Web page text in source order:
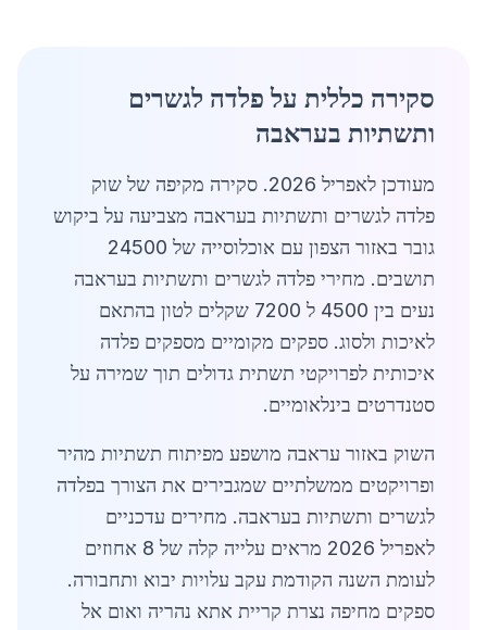
סקירה כללית על פלדה לגשרים
ותשתיות בעראבה
מעודכן לאפריל 2026. סקירה מקיפה של שוק
פלדה לגשרים ותשתיות בעראבה מצביעה על ביקוש
גובר באזור הצפון עם אוכלוסייה של 24500
תושבים. מחירי פלדה לגשרים ותשתיות בעראבה
נעים בין 4500 ל 7200 שקלים לטון בהתאם
לאיכות ולסוג. ספקים מקומיים מספקים פלדה
איכותית לפרויקטי תשתית גדולים תוך שמירה על
סטנדרטים בינלאומיים.
השוק באזור עראבה מושפע מפיתוח תשתיות מהיר
ופרויקטים ממשלתיים שמגבירים את הצורך בפלדה
לגשרים ותשתיות בעראבה. מחירים עדכניים
לאפריל 2026 מראים עלייה קלה של 8 אחוזים
לעומת השנה הקודמת עקב עלויות יבוא ותחבורה.
ספקים מחיפה נצרת קריית אתא נהריה ואום אל